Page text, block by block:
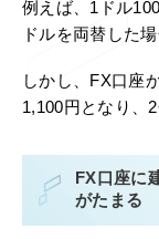
例えば、1ドル
ドルを両替した
しかし、FX口座
1,100円となり、
FX口座に
がたまる